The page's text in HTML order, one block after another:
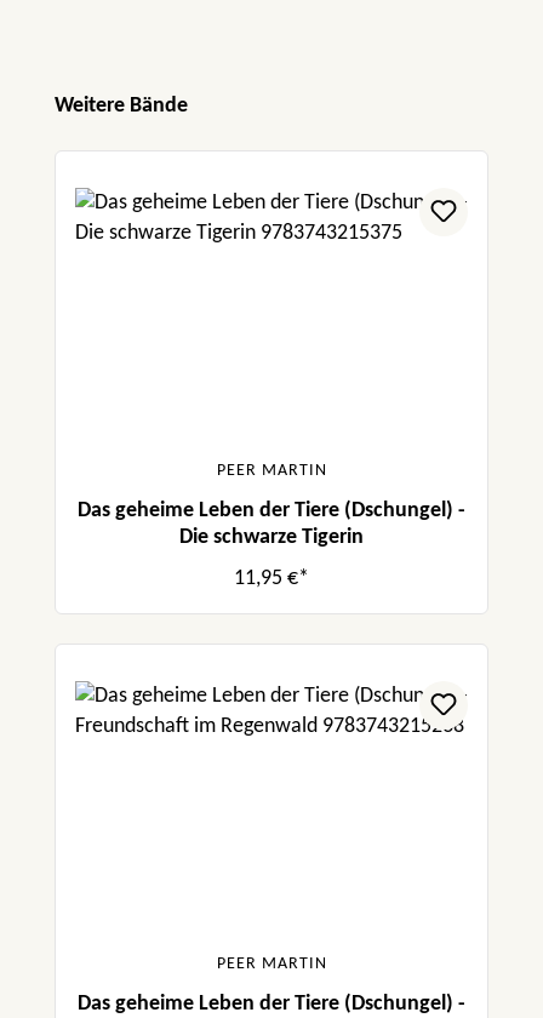
Produktgalerie überspringen
Weitere Bände
PEER MARTIN
Das geheime Leben der Tiere (Dschungel) -
Die schwarze Tigerin
11,95 €*
PEER MARTIN
Das geheime Leben der Tiere (Dschungel) -